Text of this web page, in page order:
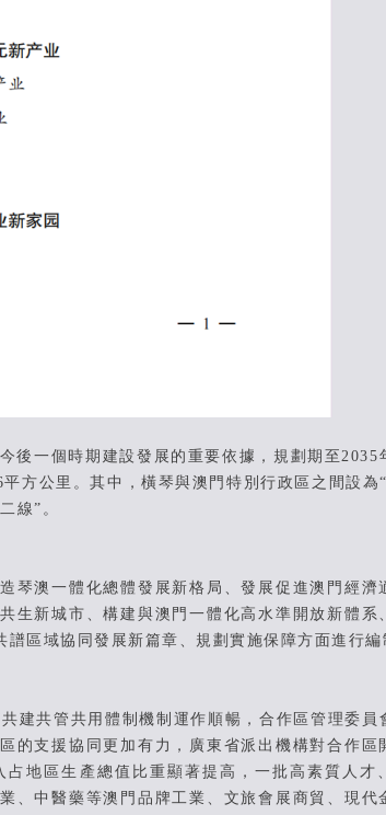
一個時期建設發展的重要依據，規劃期至2035
方公里。其中，橫琴與澳門特別行政區之間設為“
線”。
澳一體化總體發展新格局、發展促進澳門經濟
生新城市、構建與澳門一體化高水準開放新體系
區域協同發展新篇章、規劃實施保障方面進行編
共管共用體制機制運作順暢，合作區管理委員
的支援協同更加有力，廣東省派出機構對合作區
地區生產總值比重顯著提高，一批高素質人才
、中醫藥等澳門品牌工業、文旅會展商貿、現代